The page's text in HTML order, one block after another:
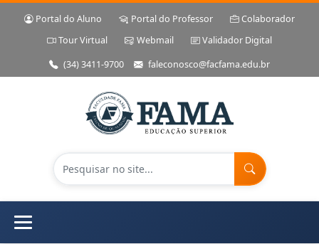
Portal do Aluno Portal do Professor
Colaborador
Tour Virtual
Webmail
Validador Digital
(34) 3411-9700
faleconosco@facfama.edu.br